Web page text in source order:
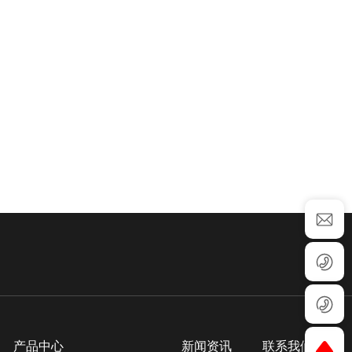
产品中心 新闻资讯 联系我们